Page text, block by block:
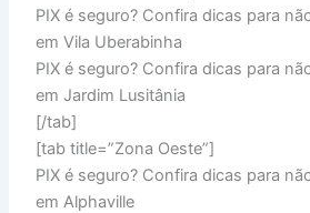
PIX é seguro? Confira dicas para
em Vila Uberabinha
PIX é seguro? Confira dicas para
em Jardim Lusitânia
[/tab]
[tab title=”Zona Oeste”]
PIX é seguro? Confira dicas para
em Alphaville